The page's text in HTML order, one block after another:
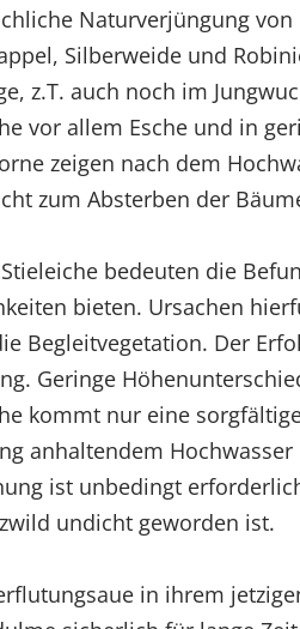
Naturverjüngung
Silberweide und
z.T. auch noch im
vor allem Esche und in
zeigen nach dem
zum Absterben der
bedeuten die
bieten. Ursachen
Begleitvegetation. Der
Geringe
kommt nur eine
anhaltendem
ist unbedingt
undicht geworden ist.
in ihrem